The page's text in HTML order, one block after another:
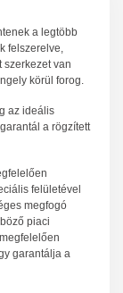
a legtöbb
felszerelve,
szerkezet van
körül forog.
az ideális
a rögzített
felületével
megfogó
piaci
garantálja a